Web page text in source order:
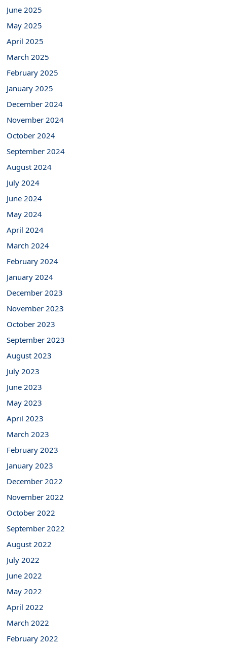
June 2025
May 2025
April 2025
March 2025
February 2025
January 2025
December 2024
November 2024
October 2024
September 2024
August 2024
July 2024
June 2024
May 2024
April 2024
March 2024
February 2024
January 2024
December 2023
November 2023
October 2023
September 2023
August 2023
July 2023
June 2023
May 2023
April 2023
March 2023
February 2023
January 2023
December 2022
November 2022
October 2022
September 2022
August 2022
July 2022
June 2022
May 2022
April 2022
March 2022
February 2022